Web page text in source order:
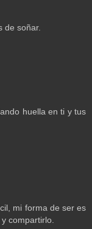
de soñar.
huella en ti y tus
mi forma de ser es
compartirlo.